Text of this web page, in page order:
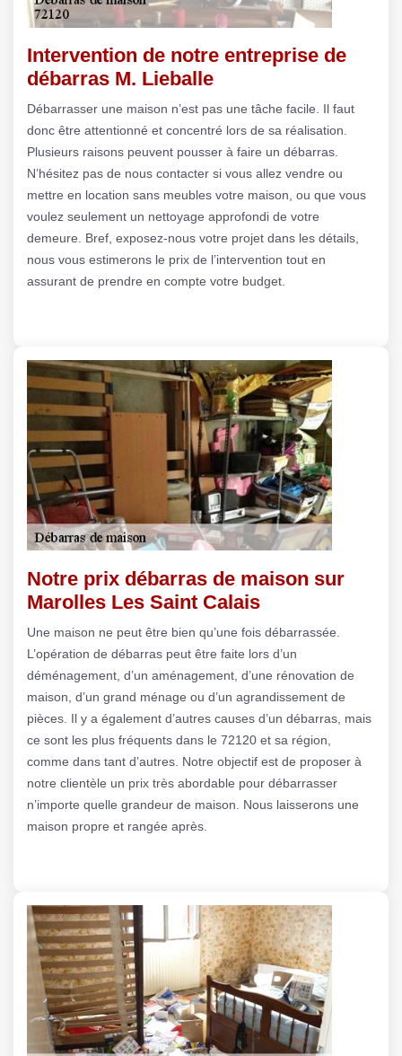
Intervention de notre entreprise de
débarras M. Lieballe
Débarrasser une maison n’est pas une tâche facile. Il faut
donc être attentionné et concentré lors de sa réalisation.
Plusieurs raisons peuvent pousser à faire un débarras.
N’hésitez pas de nous contacter si vous allez vendre ou
mettre en location sans meubles votre maison, ou que vous
voulez seulement un nettoyage approfondi de votre
demeure. Bref, exposez-nous votre projet dans les détails,
nous vous estimerons le prix de l’intervention tout en
assurant de prendre en compte votre budget.
Notre prix débarras de maison sur
Marolles Les Saint Calais
Une maison ne peut être bien qu’une fois débarrassée.
L’opération de débarras peut être faite lors d’un
déménagement, d’un aménagement, d’une rénovation de
maison, d’un grand ménage ou d’un agrandissement de
pièces. Il y a également d’autres causes d’un débarras, mais
ce sont les plus fréquents dans le 72120 et sa région,
comme dans tant d’autres. Notre objectif est de proposer à
notre clientèle un prix très abordable pour débarrasser
n’importe quelle grandeur de maison. Nous laisserons une
maison propre et rangée après.